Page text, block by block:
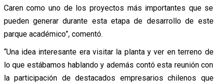
Caren como uno de los proyectos más importantes que se
pueden generar durante esta etapa de desarrollo de este
parque académico”, comentó.
“Una idea interesante era visitar la planta y ver en terreno de
lo que estábamos hablando y además contó esta reunión con
la participación de destacados empresarios chilenos que